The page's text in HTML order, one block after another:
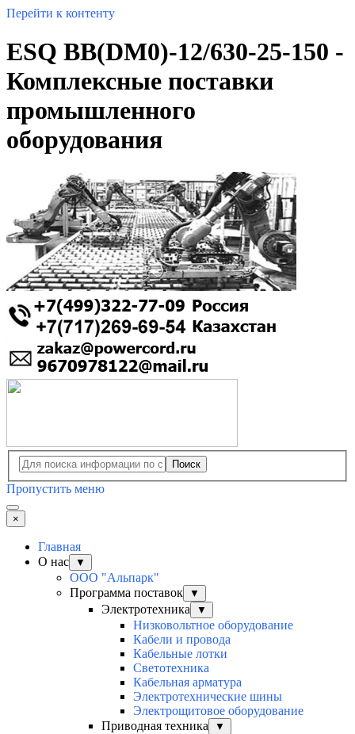
Перейти к контенту
ESQ ВВ(DM0)-12/630-25-150 -
Комплексные поставки
промышленного
оборудования
Поиск
Пропустить меню
×
Главная
О нас
▼
ООО "Альпарк"
Программа поставок
▼
Электротехника ▼
Низковольтное оборудование
Кабели и провода
Кабельные лотки
Светотехника
Кабельная арматура
Электротехнические шины
Электрощитовое оборудование
Приводная техника
▼